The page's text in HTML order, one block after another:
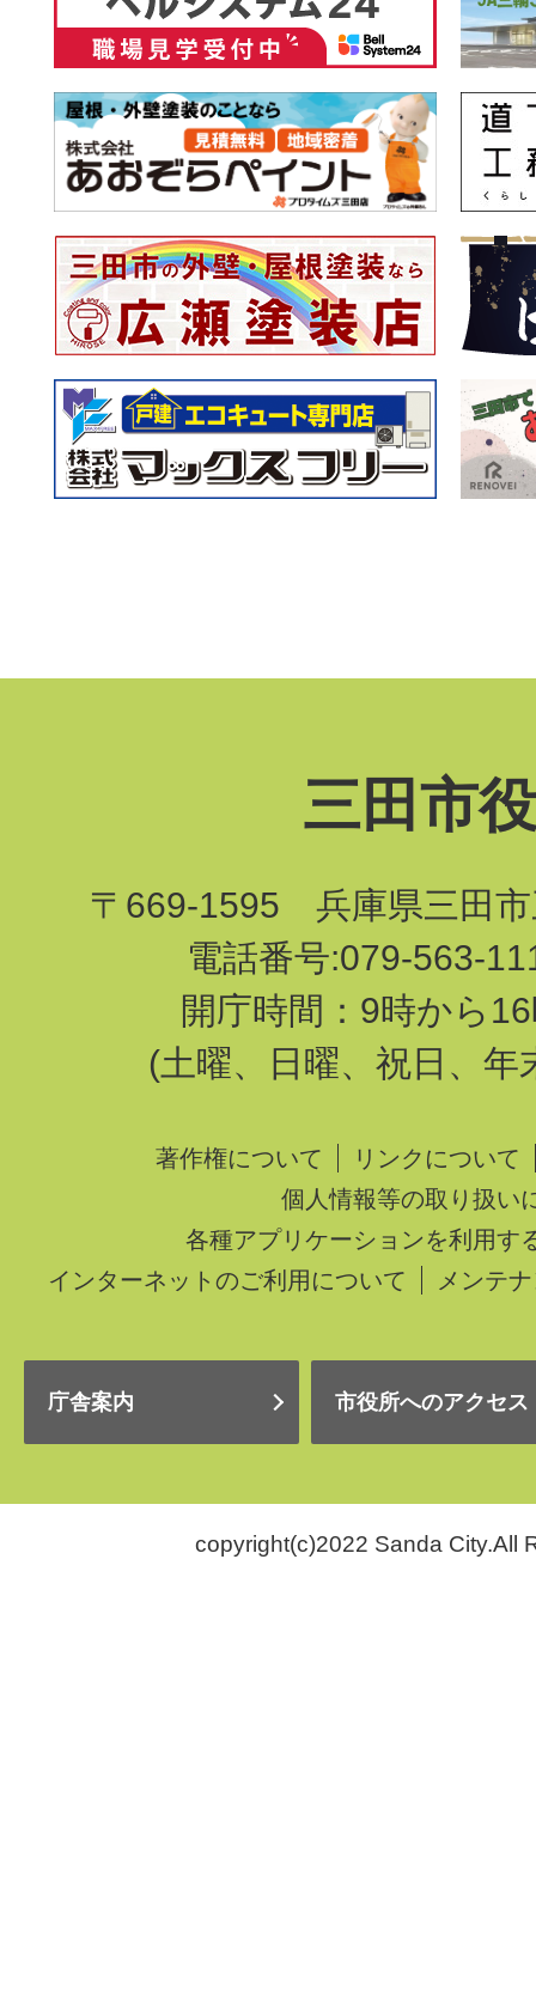
三田市
〒669-1595 兵庫県三田市
電話番号:079-563-
開庁時間：9時から
(土曜、日曜、祝日、年
著作権について
リンクについて
個人情報等の取り扱い
各種アプリケーションを利用す
インターネットのご利用について
メンテ
庁舎案内 市役所へのアクセス
copyright(c)2022 Sanda City.All